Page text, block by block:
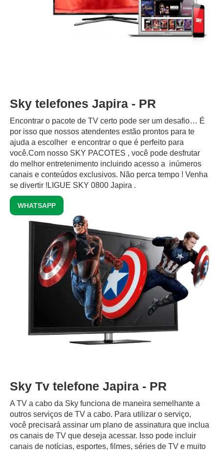
Sky telefones Japira - PR
Encontrar o pacote de TV certo pode ser um desafio… É
por isso que nossos atendentes estão prontos para te
ajuda a escolher e encontrar o que é perfeito para
você.Com nosso SKY PACOTES , você pode desfrutar
do melhor entretenimento incluindo acesso a inúmeros
canais e conteúdos exclusivos.‍ Não perca tempo ! Venha
se divertir !LIGUE SKY 0800 Japira .
WHATSAPP
Sky Tv telefone Japira - PR
A TV a cabo da Sky funciona de maneira semelhante a
outros serviços de TV a cabo. Para utilizar o serviço,
você precisará assinar um plano de assinatura que inclua
os canais de TV que deseja acessar. Isso pode incluir
canais de notícias, esportes, filmes, séries de TV e muito